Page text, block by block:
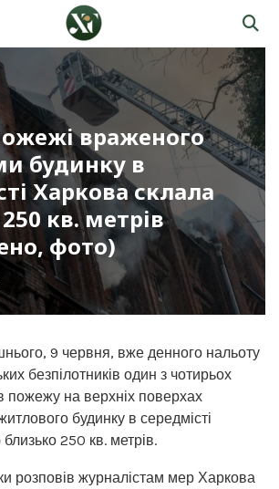
враженого
будинку в
Харкова склала
кв. метрів
фото)
9 червня, вже денного нальоту
безпілотників один з чотирьох
пожежу на верхніх поверхах
будинку в середмісті
250 кв. метрів.
розповів журналістам мер Харкова